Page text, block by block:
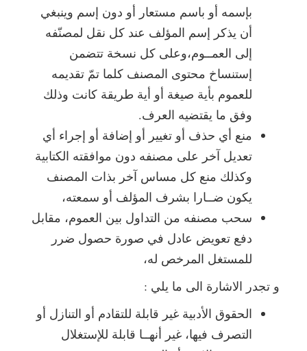
بإسمه أو باسم مستعار أو دون إسم وينبغي
أن يذكر إسم المؤلف عند كل نقل لمصنّفه
إلى العمــوم،وعلى كل نسخة تتضمن
إستنساخ محتوى المصنف كلما تمّ تقديمه
للعموم بأية صيغة أو أية طريقة كانت وذلك
وفق ما يقتضيه العرف.
منع أي حذف أو تغيير أو إضافة أو إجراء أي
تعديل آخر على مصنفه دون موافقته الكتابية
وكذلك منع كل مساس آخر بذات المصنف
يكون ضــارا بشرف المؤلف أو سمعته،
سحب مصنفه من التداول بين العموم، مقابل
دفع تعويض عادل في صورة حصول ضرر
للمستغل المرخص له،
و تجدر الاشارة الى ما يلي :
الحقوق الأدبية غير قابلة للتقادم أو التنازل أو
التصرف فيها، غير أنهــا قابلة للإستغلال